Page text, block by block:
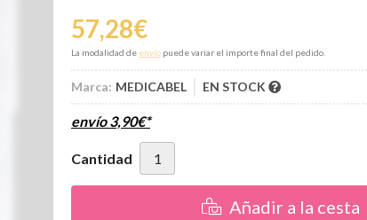
57,28€
La modalidad de envío puede variar el importe final del pedido.
Marca: MEDICABEL EN STOCK
envío3,90€*
Cantidad
Añadir a la cesta